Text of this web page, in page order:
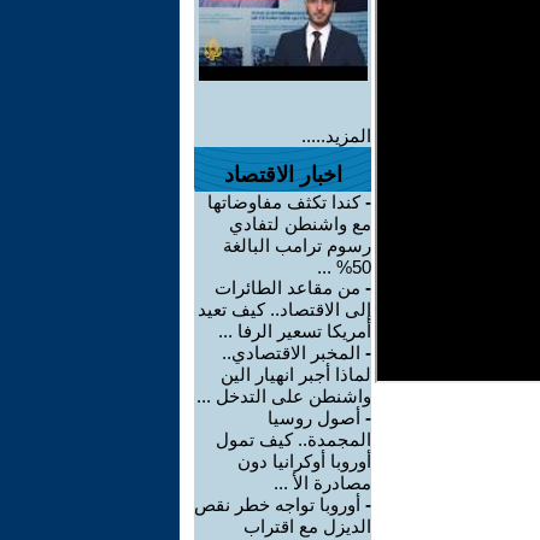
المزيد.....
اخبار الاقتصاد
-كندا تكثف مفاوضاتها
مع واشنطن لتفادي
رسوم ترامب البالغة
50% ...
- من مقاعد الطائرات
إلى الاقتصاد.. كيف تعيد
أمريكا تسعير الرفا ...
- المخبر الاقتصادي..
لماذا أجبر انهيار الين
واشنطن على التدخل ...
- أصول روسيا
المجمدة.. كيف تمول
أوروبا أوكرانيا دون
مصادرة الأ ...
- أوروبا تواجه خطر نقص
الديزل مع اقتراب